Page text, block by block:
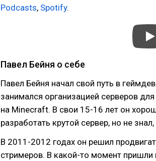
Podcasts, Spotify.
Павел Бейня о себе
Павел Бейня начал свой путь в
занимался организацией серверов
на Minecraft. В свои 15-16 лет он
разработать крутой сервер, но не
В 2011-2012 годах он решил
стримеров. В какой-то момент